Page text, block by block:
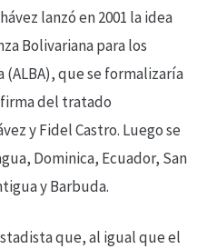
lanzó en 2001 la idea
Bolivariana para los
que se formalizaría
del tratado
y Fidel Castro. Luego se
Dominica, Ecuador, San
y Barbuda.
que, al igual que el